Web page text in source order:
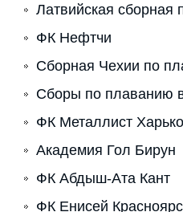
Латвийская сборная
ФК Нефтчи
Cборная Чехии по
Сборы по плаванию
ФК Металлист
Академия Гол Бирун
ФК Абдыш-Ата Кант
ФК Енисей